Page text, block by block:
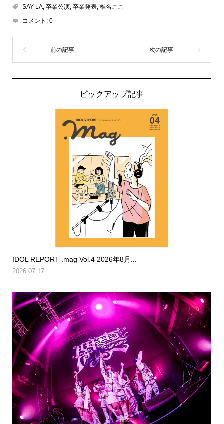
SAY-LA, 卒業公演, 卒業発表, 椎名ここ
コメント: 0
ピックアップ記事
IDOL REPORT .mag Vol.4 2026年8月...
2026.07.17